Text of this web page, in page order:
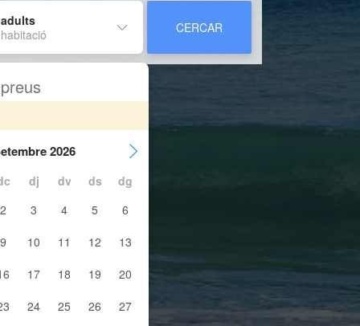
CERCAR
2026
dj dv ds
dg
2
3 4 5
6
9
10 11 12
13
17 18 19
20
24 25 26 27